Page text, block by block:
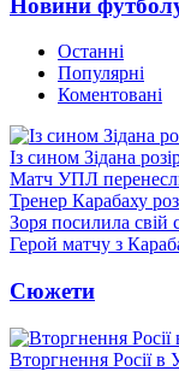
Останні
Популярні
Коментовані
Із сином Зідана
Матч УПЛ перенесли
Тренер Карабаху
Зоря посилила свій
Герой матчу з
Сюжети
Вторгнення Росії в